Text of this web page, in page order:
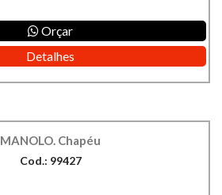
Orçar
Detalhes
MANOLO. Chapéu
Cod.: 99427